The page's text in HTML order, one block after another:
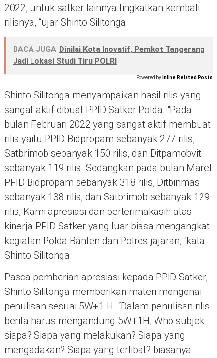
2022, untuk satker lainnya tingkatkan kembali
rilisnya, “ujar Shinto Silitonga.
BACA JUGA Dinilai Kota Inovatif, Pemkot Tangerang
Jadi Lokasi Studi Tiru POLRI
Powered by Inline Related Posts
Shinto Silitonga menyampaikan hasil rilis yang
sangat aktif dibuat PPID Satker Polda. “Pada
bulan Februari 2022 yang sangat aktif membuat
rilis yaitu PPID Bidpropam sebanyak 277 rilis,
Satbrimob sebanyak 150 rilis, dan Ditpamobvit
sebanyak 119 rilis. Sedangkan pada bulan Maret
PPID Bidpropam sebanyak 318 rilis, Ditbinmas
sebanyak 138 rilis, dan Satbrimob sebanyak 129
rilis, Kami apresiasi dan berterimakasih atas
kinerja PPID Satker yang luar biasa mengangkat
kegiatan Polda Banten dan Polres jajaran, “kata
Shinto Silitonga.
Pasca pemberian apresiasi kepada PPID Satker,
Shinto Silitonga memberikan materi mengenai
penulisan sesuai 5W+1 H. “Dalam penulisan rilis
berita harus mengandung 5W+1H, Who subjek
siapa? Siapa yang melakukan? Siapa yang
mengadakan? Siapa yang terlibat? biasanya